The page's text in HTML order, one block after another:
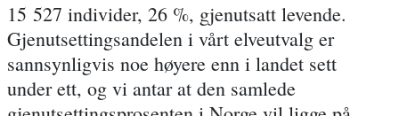
15 527 individer, 26 %, gjenutsatt levende.
Gjenutsettingsandelen i vårt elveutvalg er
sannsynligvis noe høyere enn i landet sett
under ett, og vi antar at den samlede